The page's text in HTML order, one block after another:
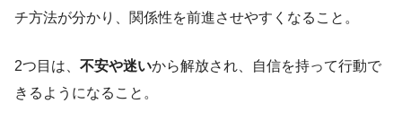
チ方法が分かり、関係性を前進させやすくなること。
2つ目は、 不安や迷いから解放され、自信を持って行動で
きるようになること。